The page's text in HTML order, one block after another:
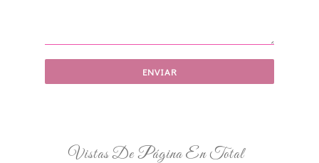
Vistas De Página En Total